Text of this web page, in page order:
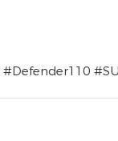
#Defender110